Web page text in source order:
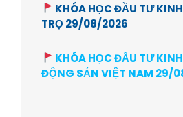
KHÓA HỌC ĐẦU TƯ
TRỌ 29/08/2026
KHÓA HỌC ĐẦU TƯ
ĐỘNG SẢN VIỆT NAM 29/